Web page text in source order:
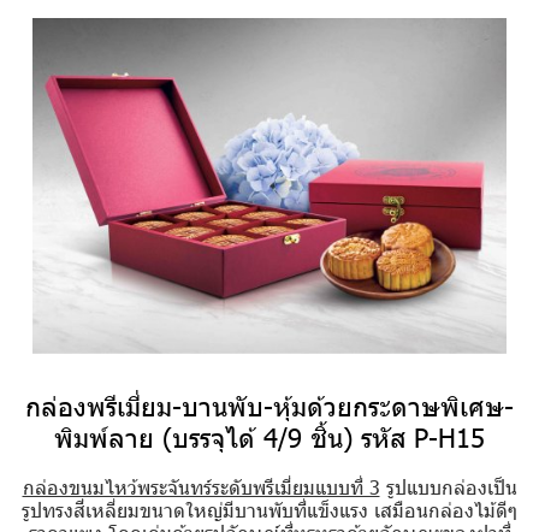
กล่องพรีเมี่ยม-บานพับ-หุ้มด้วยกระดาษพิเศษ-
พิมพ์ลาย (บรรจุได้ 4/9 ชิ้น) รหัส P-H15
กล่องขนมไหว้พระจันทร์ระดับพรีเมี่ยมแบบที่ 3 รูปแบบกล่องเป็น
รูปทรงสี่เหลี่ยมขนาดใหญ่มีบานพับที่แข็งแรง เสมือนกล่องไม้ดีๆ